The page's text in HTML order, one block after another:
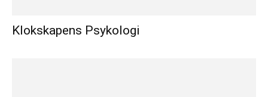
Klokskapens Psykologi